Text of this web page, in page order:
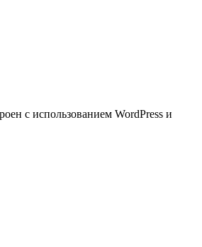
с использованием WordPress и